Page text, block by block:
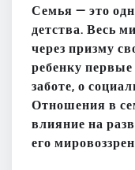
Семья — это
детства. Весь
через призму
ребенку
заботе, о
Отношения в
влияние на
его